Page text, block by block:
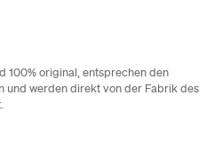
100% original, entsprechen den
und werden direkt von der Fabrik des